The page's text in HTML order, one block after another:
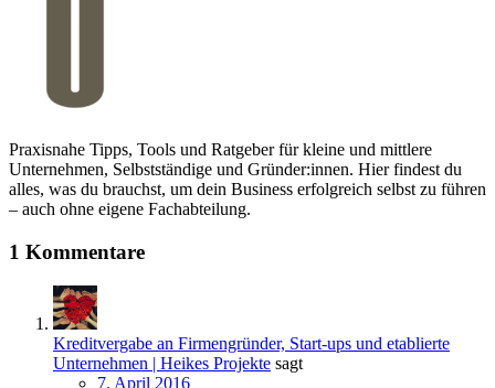
Praxisnahe Tipps, Tools und Ratgeber für kleine und mittlere
Unternehmen, Selbstständige und Gründer:innen. Hier findest du
alles, was du brauchst, um dein Business erfolgreich selbst zu führen
– auch ohne eigene Fachabteilung.
1 Kommentare
Kreditvergabe an Firmengründer, Start-ups und etablierte
Unternehmen | Heikes Projekte sagt
7. April 2016